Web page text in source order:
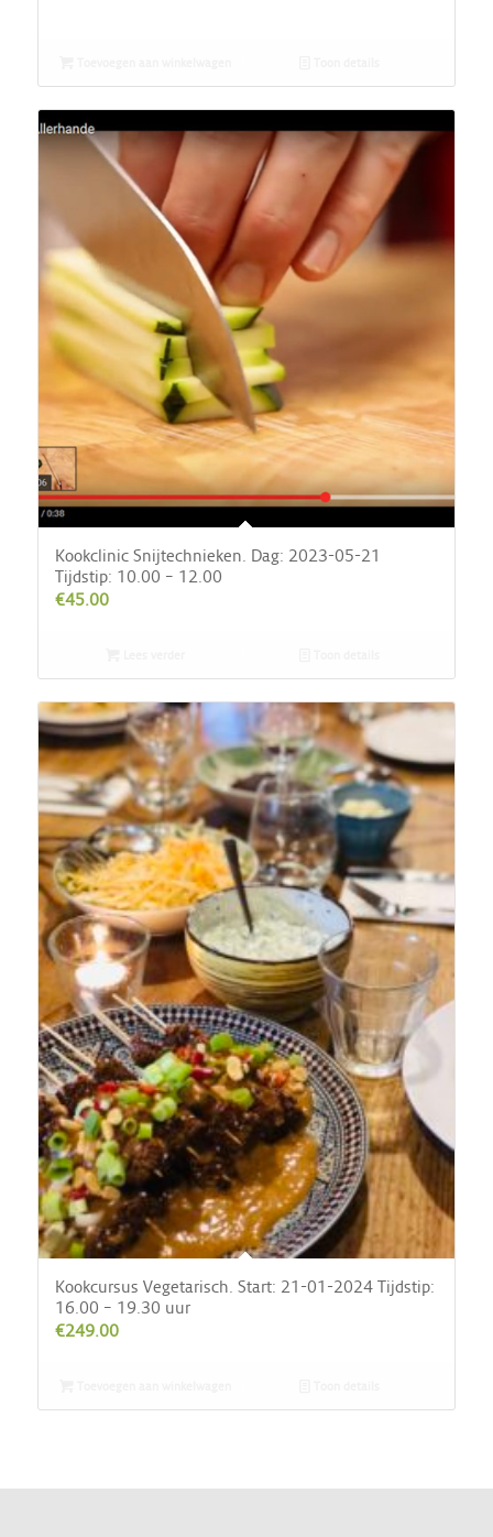
Kookclinic Snijtechnieken. Dag: 2023-05-21
Tijdstip: 10.00 – 12.00
€45.00
Kookcursus Vegetarisch. Start: 21-01-2024 Tijdstip:
16.00 – 19.30 uur
€249.00